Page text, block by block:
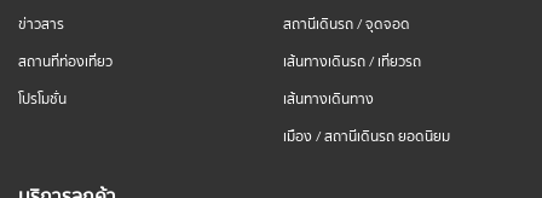
ข่าวสาร
สถานที่ท่องเที่ยว
โปรโมชั่น
สถานีเดินรถ / จุดจอด
เส้นทางเดินรถ / เที่ยวรถ
เส้นทางเดินทาง
เมือง / สถานีเดินรถ ยอดนิยม